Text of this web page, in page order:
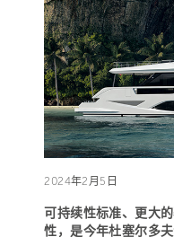
2024年2月5日
可持续性标准、更大
性，是今年杜塞尔多